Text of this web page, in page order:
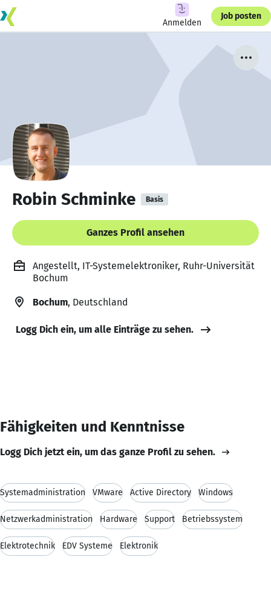
Anmelden
Job posten
Robin Schminke Basis
Ganzes Profil ansehen
Angestellt, IT-Systemelektroniker, Ruhr-Universität
Bochum
Bochum, Deutschland
Logg Dich ein, um alle Einträge zu sehen.
Fähigkeiten und Kenntnisse
Logg Dich jetzt ein, um das ganze Profil zu sehen.
Systemadministration VMware Active Directory Windows
Netzwerkadministration Hardware Support Betriebssystem
Elektrotechnik EDV Systeme Elektronik